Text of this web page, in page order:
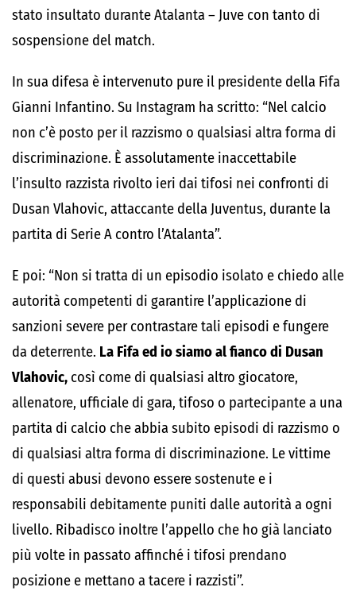
stato insultato durante Atalanta – Juve con tanto di
sospensione del match.
In sua difesa è intervenuto pure il presidente della Fifa
Gianni Infantino. Su Instagram ha scritto: “Nel calcio
non c’è posto per il razzismo o qualsiasi altra forma di
discriminazione. È assolutamente inaccettabile
l’insulto razzista rivolto ieri dai tifosi nei confronti di
Dusan Vlahovic, attaccante della Juventus, durante la
partita di Serie A contro l’Atalanta”.
E poi: “Non si tratta di un episodio isolato e chiedo alle
autorità competenti di garantire l’applicazione di
sanzioni severe per contrastare tali episodi e fungere
da deterrente. La Fifa ed io siamo al fianco di Dusan
Vlahovic, così come di qualsiasi altro giocatore,
allenatore, ufficiale di gara, tifoso o partecipante a una
partita di calcio che abbia subito episodi di razzismo o
di qualsiasi altra forma di discriminazione. Le vittime
di questi abusi devono essere sostenute e i
responsabili debitamente puniti dalle autorità a ogni
livello. Ribadisco inoltre l’appello che ho già lanciato
più volte in passato affinché i tifosi prendano
posizione e mettano a tacere i razzisti”.